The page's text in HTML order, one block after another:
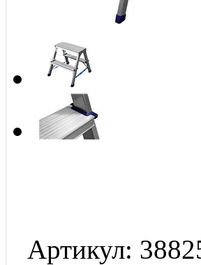
Артикул: